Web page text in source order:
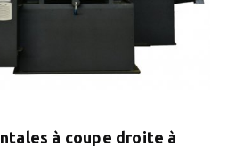
à coupe droite à